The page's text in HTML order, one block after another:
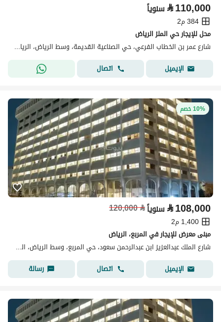
⃁110,000 سنوياً
384 م2
محل للإيجار حي الملز الرياض
شارع عمر بن الخطاب الفرعي، حي الصناعية القديمة، وسط الرياض، الرياض
الإيميل
اتصال
10% خصم
⃁108,000 سنوياً⃁
120,000
1,400 م2
مبنى معرض للإيجار في المربع، الرياض
شارع الملك عبدالعزيز ابن عبدالرحمن سعود، حي المربع، وسط الرياض، الرياض
الإيميل
اتصال رسالة